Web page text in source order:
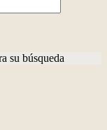
su búsqueda